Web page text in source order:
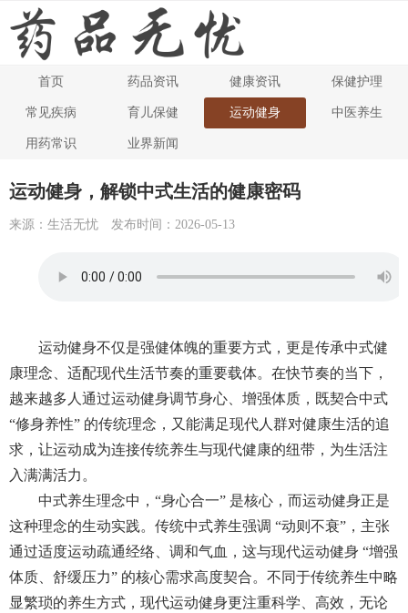
首页 药品资讯 健康资讯 保健护理
常见疾病 育儿保健 运动健身 中医养生
用药常识 业界新闻
运动健身，解锁中式生活的健康密码
来源：生活无忧 发布时间：2026-05-13
运动健身不仅是强健体魄的重要方式，更是传承中式健
康理念、适配现代生活节奏的重要载体。在快节奏的当下，
越来越多人通过运动健身调节身心、增强体质，既契合中式
“修身养性” 的传统理念，又能满足现代人群对健康生活的追
求，让运动成为连接传统养生与现代健康的纽带，为生活注
入满满活力。
中式养生理念中，“身心合一” 是核心，而运动健身正是
这种理念的生动实践。传统中式养生强调 “动则不衰”，主张
通过适度运动疏通经络、调和气血，这与现代运动健身 “增强
体质、舒缓压力” 的核心需求高度契合。不同于传统养生中略
显繁琐的养生方式，现代运动健身更注重科学、高效，无论